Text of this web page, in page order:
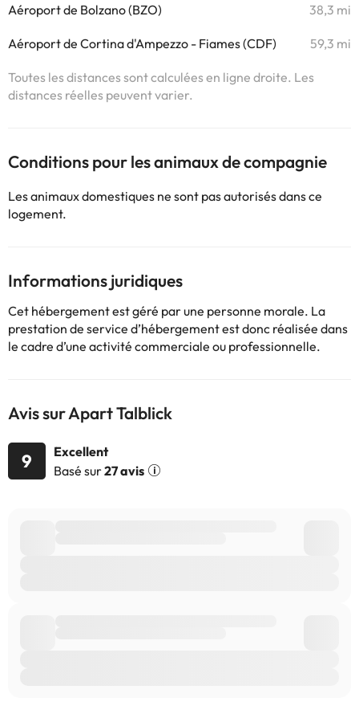
Aéroport de Bolzano (BZO) 38,3 mi
Aéroport de Cortina d'Ampezzo - Fiames (CDF) 59,3 mi
Toutes les distances sont calculées en ligne droite. Les
distances réelles peuvent varier.
Conditions pour les animaux de compagnie
Les animaux domestiques ne sont pas autorisés dans ce
logement.
Informations juridiques
Cet hébergement est géré par une personne morale. La
prestation de service d’hébergement est donc réalisée dans
le cadre d’une activité commerciale ou professionnelle.
Avis sur Apart Talblick
9
Excellent
Basé sur27 avis